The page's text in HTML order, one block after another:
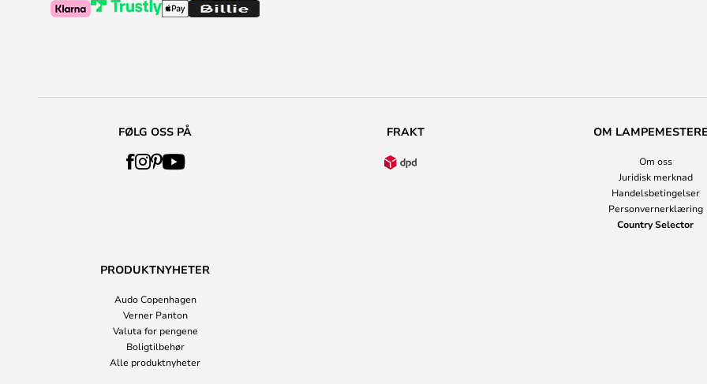
FØLG OSS PÅ FRAKT OM
Om oss
Juridisk merknad
Handelsbetingelser
Personvernerklæring
Country Selector
PRODUKTNYHETER
Audo Copenhagen
Verner Panton
Valuta for pengene
Boligtilbehør
Alle produktnyheter